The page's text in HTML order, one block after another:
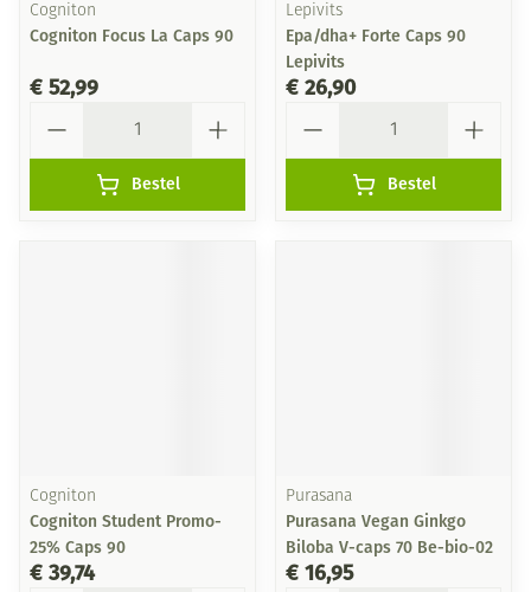
Cogniton
Cogniton Focus La Caps 90
€ 52,99
Bestel
Lepivits
Epa/dha+ Forte Caps 90
Lepivits
€ 26,90
Bestel
Cogniton
Cogniton Student Promo-
25% Caps 90
€ 39,74
Purasana
Purasana Vegan Ginkgo
Biloba V-caps 70 Be-bio-02
€ 16,95